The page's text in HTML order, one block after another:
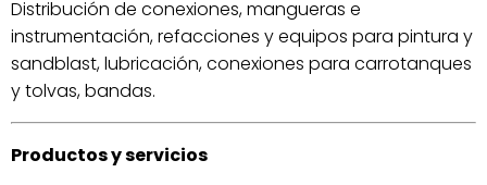
Distribución de conexiones, mangueras e
instrumentación, refacciones y equipos para pintura y
sandblast, lubricación, conexiones para carrotanques
y tolvas, bandas.
Productos y servicios